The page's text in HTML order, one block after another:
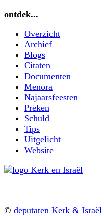
ontdek...
Overzicht
Archief
Blogs
Citaten
Documenten
Menora
Najaarsfeesten
Preken
Schuld
Tips
Uitgelicht
Website
© deputaten Kerk & Israël